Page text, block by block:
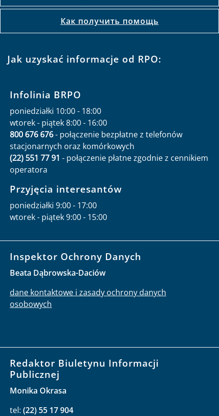
Как получить помощь
Jak uzyskać informacje od RPO:
Infolinia BRPO
poniedziałki 10:00 - 18:00
wtorek - piątek 8:00 - 16:00
800 676 676- połączenie bezpłatne z telefonów
stacjonarnych oraz komórkowych
(22) 551 77 91 - połączenie płatne zgodnie z cennikiem
operatora
Przyjęcia interesantów
poniedziałki 9:00 - 17:00
wtorek - piątek 9:00 - 15:00
Inspektor Ochrony Danych
Beata Dąbrowska-Daciów
dane kontaktowe i zasady ochrony danych
osobowych
Redaktor Biuletynu Informacji
Publicznej
Monika Okrasa
tel: (22) 55 17 904